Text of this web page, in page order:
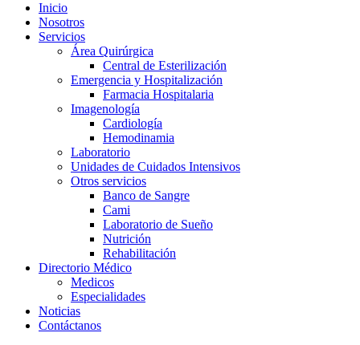
Inicio
Nosotros
Servicios
Área Quirúrgica
Central de Esterilización
Emergencia y Hospitalización
Farmacia Hospitalaria
Imagenología
Cardiología
Hemodinamia
Laboratorio
Unidades de Cuidados Intensivos
Otros servicios
Banco de Sangre
Cami
Laboratorio de Sueño
Nutrición
Rehabilitación
Directorio Médico
Medicos
Especialidades
Noticias
Contáctanos